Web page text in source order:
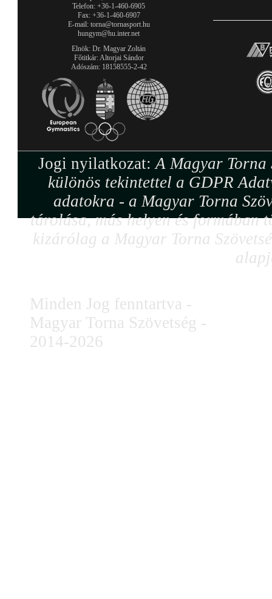
Telefon: +36-1-460-6905
Fax: +36-1-460-6907
E-mail: torna@tornasport.hu
hungym@hu.inter.net
Elnök: Dr. Magyar Zoltán
Főtitkár: Altorjai Sándor
Adószám: 18158555-2-42
Jogi nyilatkozat:A Magyar Torna
különös tekintettel a GDPR
adatokra - a Magyar Torna
tárolása, más helyen és formában
kizárólag a Magyar Torna
Minden Jog fenntartva -
Magyar Torna Szövetség -
2014-2026